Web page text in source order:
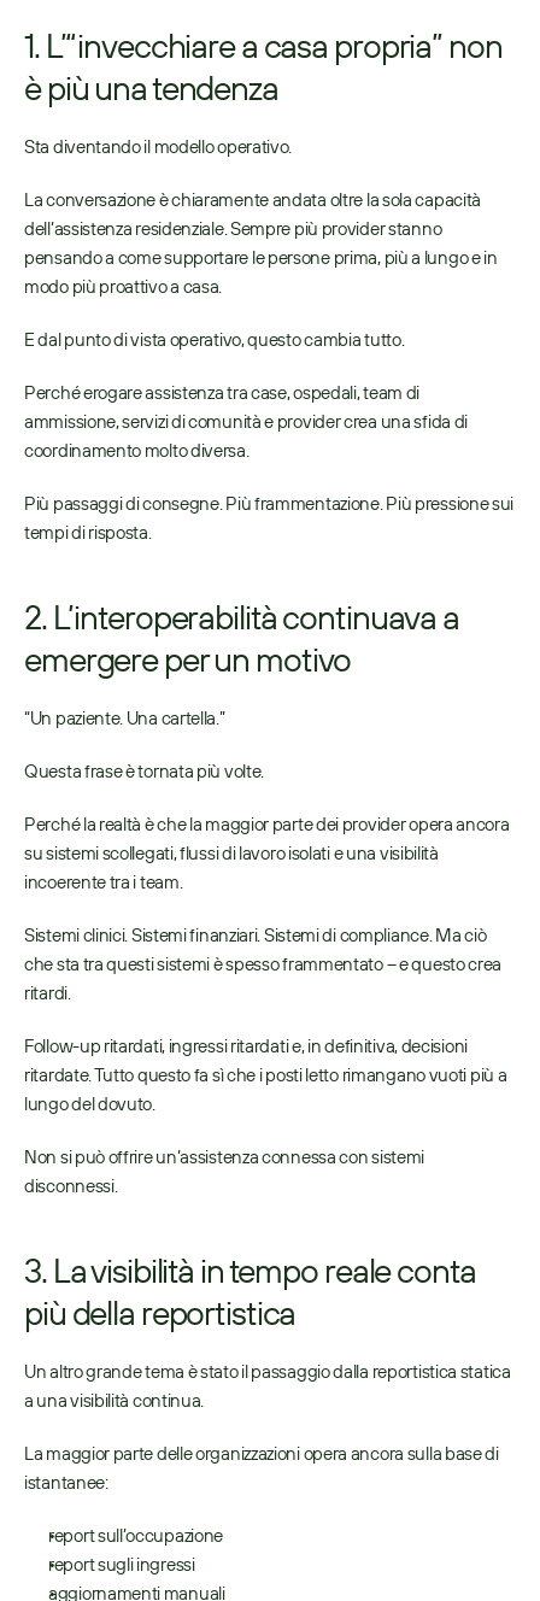
1. L’“invecchiare a casa propria” non
è più una tendenza
Sta diventando il modello operativo.
La conversazione è chiaramente andata oltre la sola capacità
dell’assistenza residenziale. Sempre più provider stanno
pensando a come supportare le persone prima, più a lungo e in
modo più proattivo a casa.
E dal punto di vista operativo, questo cambia tutto.
Perché erogare assistenza tra case, ospedali, team di
ammissione, servizi di comunità e provider crea una sfida di
coordinamento molto diversa.
Più passaggi di consegne. Più frammentazione. Più pressione sui
tempi di risposta.
2. L’interoperabilità continuava a
emergere per un motivo
“Un paziente. Una cartella.”
Questa frase è tornata più volte.
Perché la realtà è che la maggior parte dei provider opera ancora
su sistemi scollegati, flussi di lavoro isolati e una visibilità
incoerente tra i team.
Sistemi clinici. Sistemi finanziari. Sistemi di compliance. Ma ciò
che sta tra questi sistemi è spesso frammentato – e questo crea
ritardi.
Follow-up ritardati, ingressi ritardati e, in definitiva, decisioni
ritardate. Tutto questo fa sì che i posti letto rimangano vuoti più a
lungo del dovuto.
Non si può offrire un’assistenza connessa con sistemi
disconnessi.
3. La visibilità in tempo reale conta
più della reportistica
Un altro grande tema è stato il passaggio dalla reportistica statica
a una visibilità continua.
La maggior parte delle organizzazioni opera ancora sulla base di
istantanee:
report sull’occupazione
report sugli ingressi
aggiornamenti manuali